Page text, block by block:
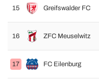
15 Greifswalder FC
16 ZFC Meuselwitz
17 FC Eilenburg